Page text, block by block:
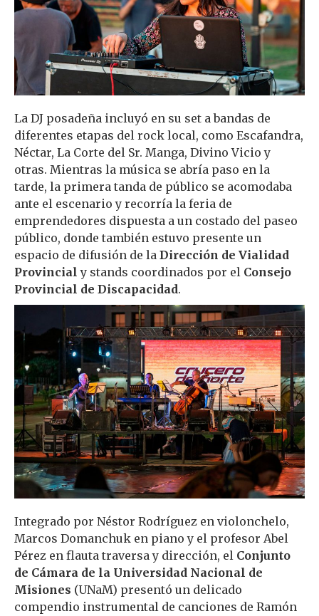
La DJ posadeña incluyó en su set a bandas de
diferentes etapas del rock local, como Escafandra,
Néctar, La Corte del Sr. Manga, Divino Vicio y
otras. Mientras la música se abría paso en la
tarde, la primera tanda de público se acomodaba
ante el escenario y recorría la feria de
emprendedores dispuesta a un costado del paseo
público, donde también estuvo presente un
espacio de difusión de la Dirección de Vialidad
Provincial y stands coordinados por el Consejo
Provincial de Discapacidad.
Integrado por Néstor Rodríguez en violonchelo,
Marcos Domanchuk en piano y el profesor Abel
Pérez en flauta traversa y dirección, el Conjunto
de Cámara de la Universidad Nacional de
Misiones (UNaM) presentó un delicado
compendio instrumental de canciones de Ramón